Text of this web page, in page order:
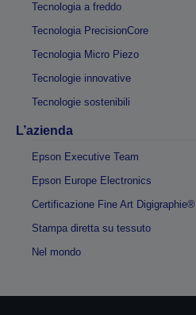
Tecnologia a freddo
Tecnologia PrecisionCore
Tecnologia Micro Piezo
Tecnologie innovative
Tecnologie sostenibili
L’azienda
Epson Executive Team
Epson Europe Electronics
Certificazione Fine Art Digigraphie®
Stampa diretta su tessuto
Nel mondo